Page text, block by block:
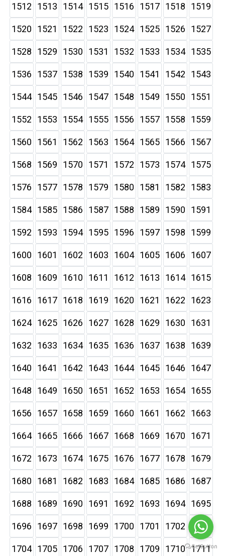
1512 1513 1514 1515 1516 1517 1518 1519
1520 1521 1522 1523 1524 1525 1526 1527
1528 1529 1530 1531 1532 1533 1534 1535
1536 1537 1538 1539 1540 1541 1542 1543
1544 1545 1546 1547 1548 1549 1550 1551
1552 1553 1554 1555 1556 1557 1558 1559
1560 1561 1562 1563 1564 1565 1566 1567
1568 1569 1570 1571 1572 1573 1574 1575
1576 1577 1578 1579 1580 1581 1582 1583
1584 1585 1586 1587 1588 1589 1590 1591
1592 1593 1594 1595 1596 1597 1598 1599
1600 1601 1602 1603 1604 1605 1606 1607
1608 1609 1610 1611 1612 1613 1614 1615
1616 1617 1618 1619 1620 1621 1622 1623
1624 1625 1626 1627 1628 1629 1630 1631
1632 1633 1634 1635 1636 1637 1638 1639
1640 1641 1642 1643 1644 1645 1646 1647
1648 1649 1650 1651 1652 1653 1654 1655
1656 1657 1658 1659 1660 1661 1662 1663
1664 1665 1666 1667 1668 1669 1670 1671
1672 1673 1674 1675 1676 1677 1678 1679
1680 1681 1682 1683 1684 1685 1686 1687
1688 1689 1690 1691 1692 1693 1694 1695
1696 1697 1698 1699 1700 1701 1702 1703
1704 1705 1706 1707 1708 1709 1710 1711